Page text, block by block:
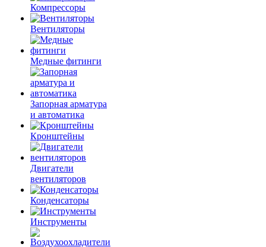
Компрессоры
Вентиляторы
Медные фитинги
Запорная арматура
и автоматика
Кронштейны
Двигатели
вентиляторов
Конденсаторы
Инструменты